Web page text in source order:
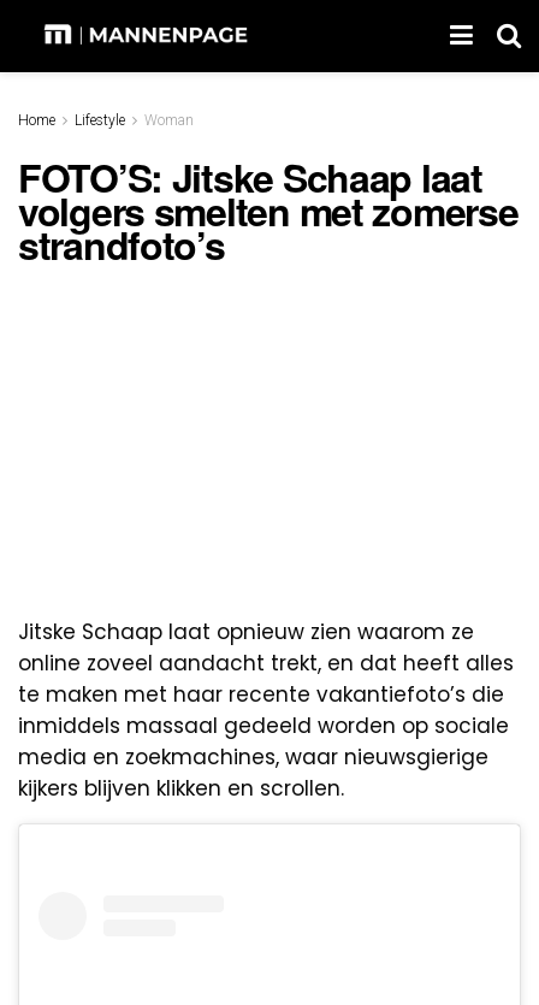
Home Lifestyle Woman
FOTO’S: Jitske Schaap laat
volgers smelten met zomerse
strandfoto’s
Jitske Schaap laat opnieuw zien waarom ze
online zoveel aandacht trekt, en dat heeft alles
te maken met haar recente vakantiefoto’s die
inmiddels massaal gedeeld worden op sociale
media en zoekmachines, waar nieuwsgierige
kijkers blijven klikken en scrollen.